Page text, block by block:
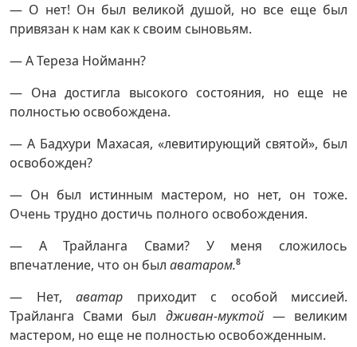
— О нет! Он был великой душой, но все еще был
привязан к нам как к своим сыновьям.
— А Тереза Нойманн?
— Она достигла высокого состояния, но еще не
полностью освобождена.
— А Бадхури Махасая, «левитирующий святой», был
освобожден?
— Он был истинным мастером, но нет, он тоже.
Очень трудно достичь полного освобождения.
— А Трайланга Свами? У меня сложилось
впечатление, что он был аватаром.8
— Нет, аватар приходит с особой миссией.
Трайланга Свами был дживан-муктой— великим
мастером, но еще не полностью освобожденным.